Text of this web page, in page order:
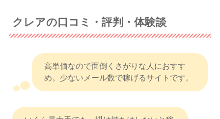
クレアの口コミ・評判・体験談
高単価なので面倒くさがりな人におすす
め。少ないメール数で稼げるサイトです。